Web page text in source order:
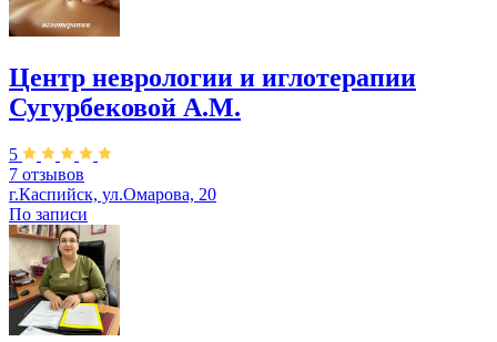
Центр неврологии и иглотерапии
Сугурбековой А.М.
5
7 отзывов
г.Каспийск, ул.Омарова, 20
По записи